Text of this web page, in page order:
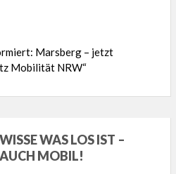
Marsberg – jetzt
Mobilität NRW“
WISSE WAS LOS IST –
AUCH MOBIL!